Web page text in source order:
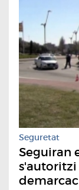
Seguretat
Seguiran